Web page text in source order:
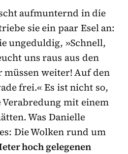
aufmunternd in die
sie ein paar Esel an:
ungeduldig, »Schnell,
uns raus aus den
müssen weiter! Auf den
frei.« Es ist nicht so,
Verabredung mit einem
Was Danielle
Die Wolken rund um
hoch gelegenen